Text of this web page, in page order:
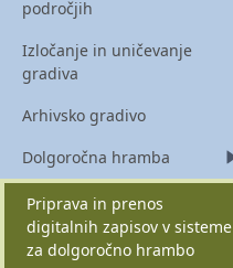
Varstvo osebnih podatkov
Pooblaščene osebe za
osebnih podatkov in
zasebnosti
Mnenja Informacijskega
pooblaščenca
področjih
Izločanje in uničevanje
gradiva
Arhivsko gradivo
Dolgoročna hramba
Priprava in prenos
digitalnih zapisov v sisteme
za dolgoročno hrambo